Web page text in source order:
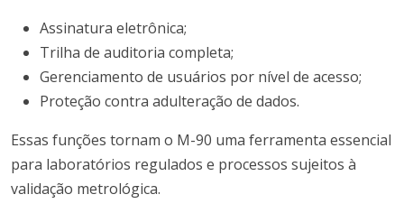
Assinatura eletrônica;
Trilha de auditoria completa;
Gerenciamento de usuários por nível de acesso;
Proteção contra adulteração de dados.
Essas funções tornam o M-90 uma ferramenta essencial
para laboratórios regulados e processos sujeitos à
validação metrológica.